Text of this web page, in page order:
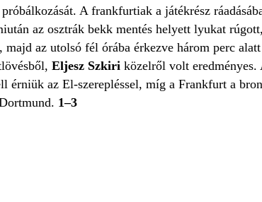
A frankfurtiak a játékrész
az osztrák bekk mentés helyett lyukat
az utolsó fél órába érkezve három perc
Eljesz Szkiri közelről volt eredményes.
az El-szerepléssel, míg a Frankfurt a
1–3